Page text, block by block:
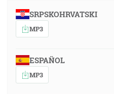
SRPSKOHRVATSKI
MP3
ESPAÑOL
MP3